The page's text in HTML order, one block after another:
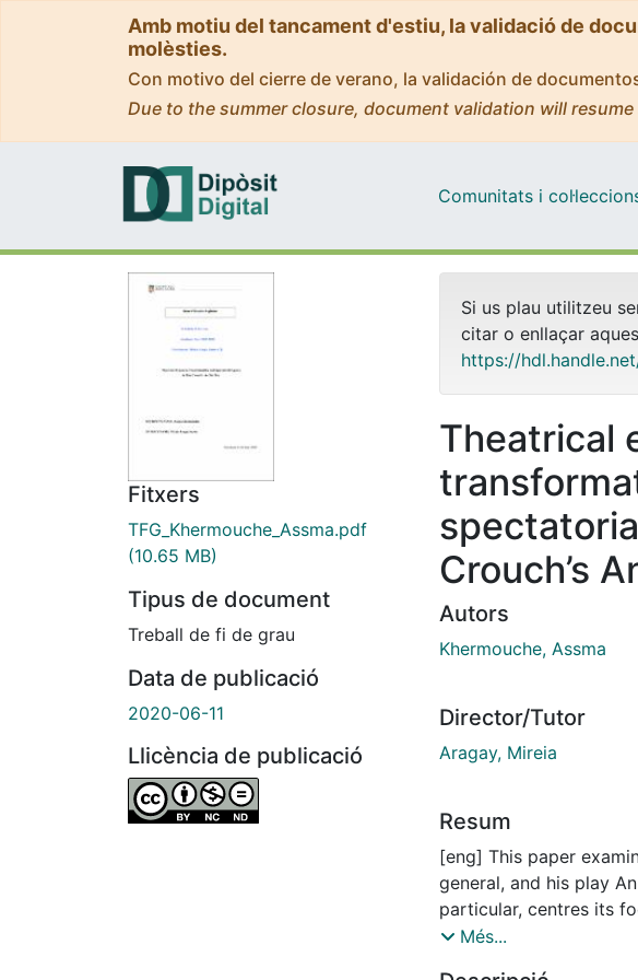
Amb motiu del tancament d'estiu, la validació de
molèsties.
Con motivo del cierre de verano, la validación de
Due to the summer closure, document validation will
Comunitats i
Fitxers
TFG_Khermouche_Assma.pdf
(10.65 MB)
Tipus de document
Treball de fi de grau
Data de publicació
2020-06-11
Llicència de publicació
Si us plau utilitzeu
citar o enllaçar
https://
Theatrical
Crouch’s
Autors
Khermouche, Assma
Director/Tutor
Aragay, Mireia
Resum
[eng] This paper
general, and his play
particular, centres its
active participants
Més...